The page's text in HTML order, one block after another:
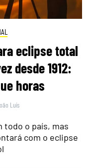
eclipse total
desde 1912:
horas
Luís
todo o país, mas
com o eclipse